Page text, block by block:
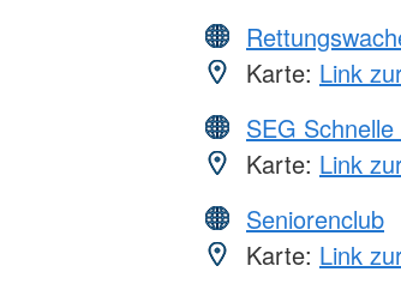
Karte: Link
SEG
Karte: Link
Seniorenclub
Karte: Link